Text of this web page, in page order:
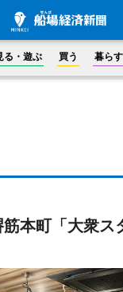
る・遊ぶ 買う 暮ら
本町「大衆ス